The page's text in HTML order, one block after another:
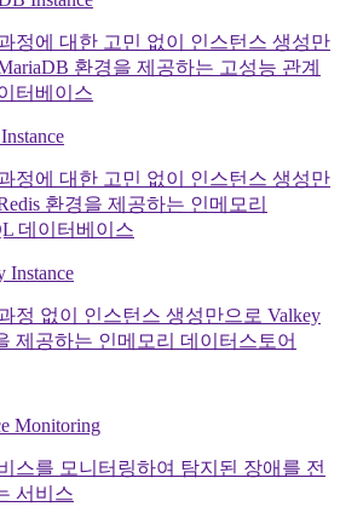
정에 대한 고민 없이 인스턴스 생성만
환경을 제공하는 고성능 관계
터베이스
정에 대한 고민 없이 인스턴스 생성만
환경을 제공하는 인메모리
데이터베이스
Instance
정 없이 인스턴스 생성만으로 Valkey
제공하는 인메모리 데이터스토어
Monitoring
스를 모니터링하여 탐지된 장애를 전
서비스